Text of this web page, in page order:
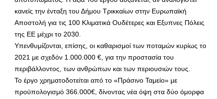
κανείς την ένταξη του Δήμου Τρικκαίων στην Ευρωπαϊκή
Αποστολή για τις 100 Κλιματικά Ουδέτερες και Εξυπνες Πόλεις
της ΕΕ μέχρι το 2030.
Υπενθυμίζονται, επίσης, οι καθαρισμοί των ποταμών κυρίως το
2021 με σχεδόν 1.000.000 €, για την προστασία του
περιβάλλοντος, των ανθρώπων και των περιουσιών τους.
Το έργο χρηματοδοτείται από το «Πράσινο Ταμείο» με
προϋπολογισμό 366.000€, δίνοντας νέα όψη στα δύο όμορφα